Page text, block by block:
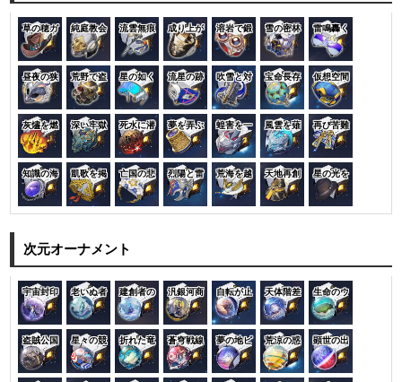
草の穂ガ 純庭教会 流雲無痕 成り上が 溶岩で鍛 雪の密林 雷鳴轟く
昼夜の狭 荒野で盗 星の如く 流星の跡 吹雪と対 宝命長存 仮想空間
灰燼を燃 深い牢獄 死水に潜 夢を弄ぶ 蝗害を一 風雲を薙 再び苦難
知識の海 凱歌を掲 亡国の悲 烈陽と雷 荒海を越 天地再創 星の光を
次元オーナメント
宇宙封印 老いぬ者 建創者の 汎銀河商 自転が止 天体階差 生命のウ
盗賊公国 星々の競 折れた竜 蒼穹戦線 夢の地ピ 荒涼の惑 顕世の出